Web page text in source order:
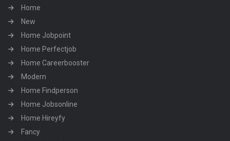
Home
New
Home Jobpoint
Home Perfectjob
Home Careerbooster
Modern
Home Findperson
Home Jobsonline
Home Hireyfy
Fancy